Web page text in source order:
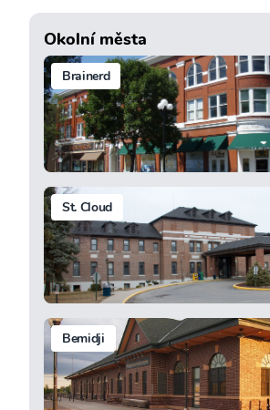
Okolní města
Brainerd
St. Cloud
Bemidji